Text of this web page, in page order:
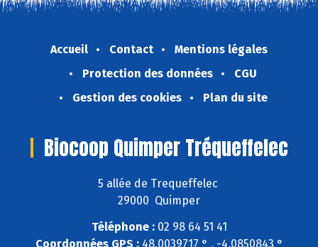
Accueil Contact
Mentions légales
Protection des données
CGU
Gestion des cookies
Plan du site
Biocoop Quimper Tréqueffelec
5 allée de Trequeffelec
29000 Quimper
Téléphone :02 98 64 51 41
Coordonnées GPS :48,0039717 ° , -4,0850843 °